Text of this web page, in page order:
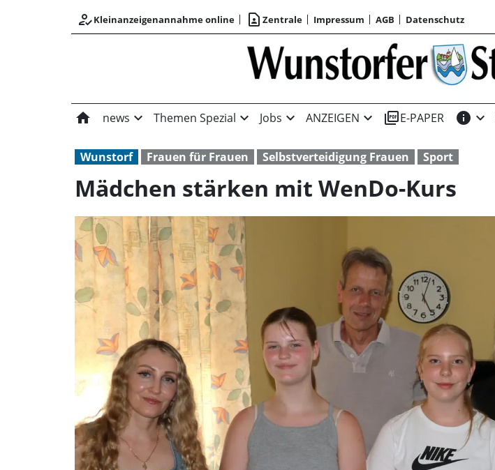
how_to_regKleinanzeigenannahme online contact_page Zentrale Impressum AGB Datenschutz
home news expand_more Themen Spezial expand_more Jobs expand_more ANZEIGEN expand_more picture_as_pdfE-PAPER info expand_more
Wunstorf Frauen für Frauen Selbstverteidigung Frauen Sport
Mädchen stärken mit WenDo-Kurs